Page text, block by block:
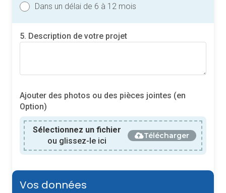
Dans un délai de 6 à 12 mois
5. Description de votre projet
Ajouter des photos ou des pièces jointes (en
Option)
Sélectionnez un fichier
ou glissez-le ici
Télécharger
Vos données